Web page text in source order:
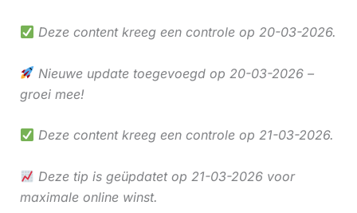
Deze content kreeg een controle op 20-03-2026.
Nieuwe update toegevoegd op 20-03-2026 –
groei mee!
Deze content kreeg een controle op 21-03-2026.
Deze tip is geüpdatet op 21-03-2026 voor
maximale online winst.